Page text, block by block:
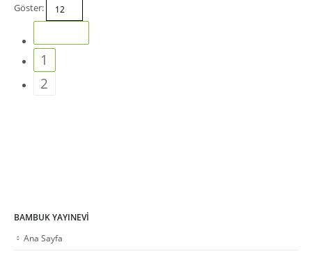
Göster:
1
2
BAMBUK YAYINEVI
Ana Sayfa